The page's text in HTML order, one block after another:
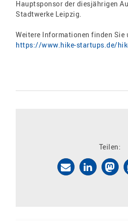
Hauptsponsor der diesjährigen
Stadtwerke Leipzig.
Weitere Informationen finden Sie
https://www.hike-startups.de/
Teilen: